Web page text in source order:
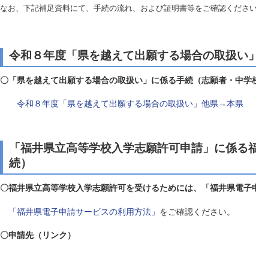
なお、下記補足資料にて、手続の流れ、および証明書等をご確認ください
令和８年度「県を越えて出願する場合の取扱
〇「県を越えて出願する場合の取扱い」に係る手続（志願者・中学
令和８年度「県を越えて出願する場合の取扱い」他県→本県
「福井県立高等学校入学志願許可申請」に係
続）
〇福井県立高等学校入学志願許可を受けるためには、「福井県電子
「福井県電子申請サービスの利用方法」 をご確認ください。
〇申請先（リンク）